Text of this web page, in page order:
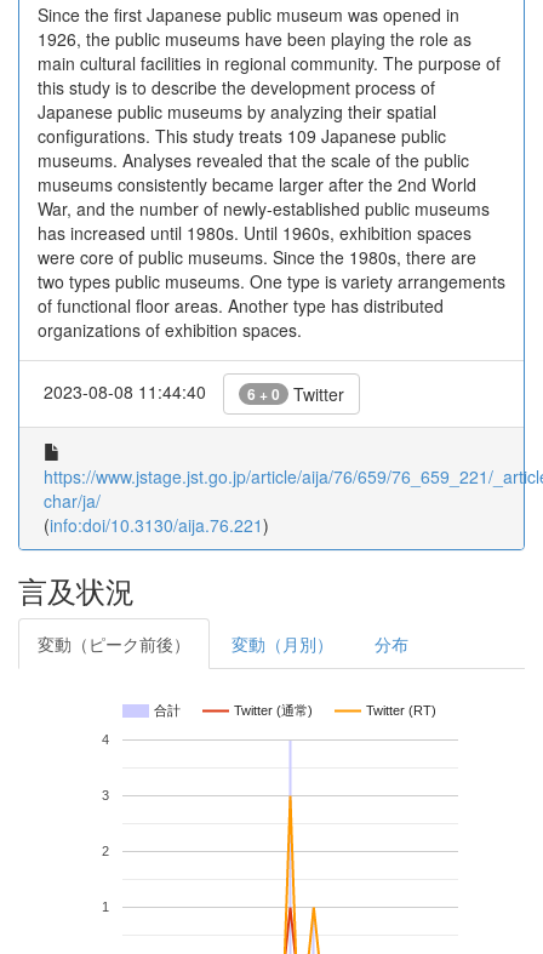
Since the first Japanese public museum was opened in
1926, the public museums have been playing the role as
main cultural facilities in regional community. The purpose of
this study is to describe the development process of
Japanese public museums by analyzing their spatial
configurations. This study treats 109 Japanese public
museums. Analyses revealed that the scale of the public
museums consistently became larger after the 2nd World
War, and the number of newly-established public museums
has increased until 1980s. Until 1960s, exhibition spaces
were core of public museums. Since the 1980s, there are
two types public museums. One type is variety arrangements
of functional floor areas. Another type has distributed
organizations of exhibition spaces.
2023-08-08 11:44:40 6 + 0 Twitter
https://www.jstage.jst.go.jp/article/aija/76/659/76_659_221/
char/ja/
(info:doi/10.3130/aija.76.221)
言及状況
変動（ピーク前後） 変動（月別） 分布
合計 Twitter (通常) Twitter (RT)
1
2
3
4